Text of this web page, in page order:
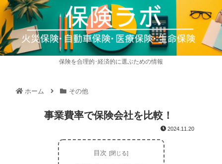
保険を合理的･経済的に選ぶための情報
ホーム その他
事業費率で保険会社を比較！
2024.11.20
目次